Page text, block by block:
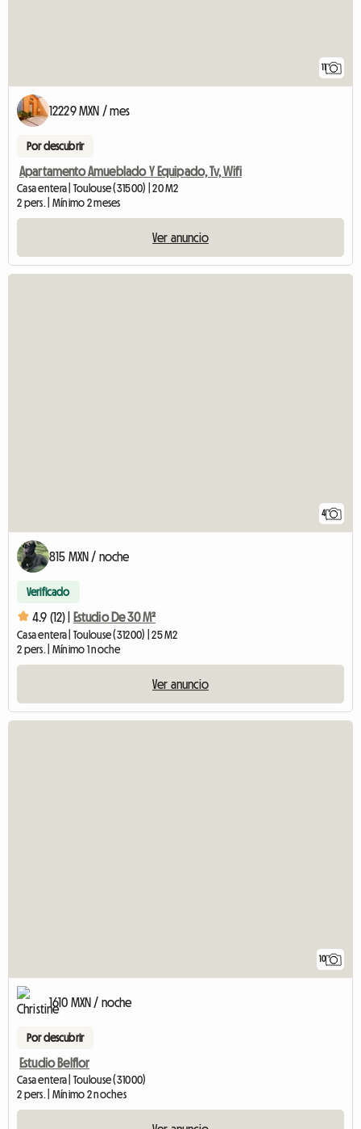
12229 MXN / mes
Por descubrir
Apartamento Amueblado Y Equipado, Tv, Wifi
Casa entera | Toulouse (31500) | 20 M2
2 pers. | Mínimo 2 meses
Ver anuncio
4
815 MXN / noche
Verificado
4.9 (12) | Estudio De 30 M²
Casa entera | Toulouse (31200) | 25 M2
2 pers. | Mínimo 1 noche
Ver anuncio
10
1610 MXN / noche
Por descubrir
Estudio Belflor
Casa entera | Toulouse (31000)
2 pers. | Mínimo 2 noches